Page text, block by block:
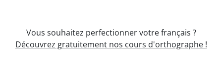
Vous souhaitez perfectionner votre français ?
Découvrez gratuitement nos cours d'orthographe !